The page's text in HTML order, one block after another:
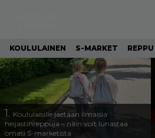
KOULULAINEN S-MARKET REPPU
1. Koululaisille jaetaan ilmaisia
heijastinreppuja – näin voit lunastaa
omasi S-marketista